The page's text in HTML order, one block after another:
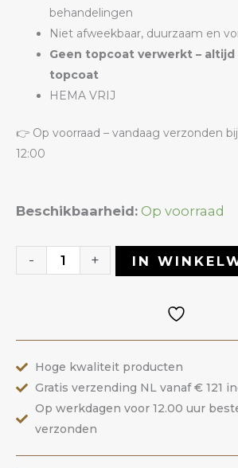
behandelingen
Niet afweekbaar, duurzaam en
Geen topcoat verwerkt –
topcoat
HEMA VRIJ
👉 Op voorraad – vandaag verzonden
12:00
Beschikbaarheid: Op voorraad
-
Liquid
Gel
aantal
+ IN
Hoge kwaliteit producten
Gratis verzending NL vanaf € 121
Op werkdagen voor 12.00 uur
verzonden